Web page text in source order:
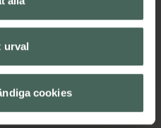
urval
cookies